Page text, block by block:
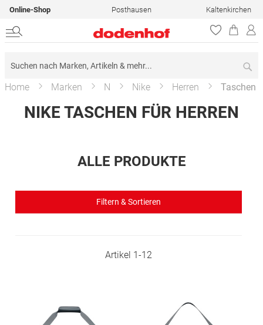
Online-Shop Posthausen Kaltenkirchen
Home Marken N Nike Herren Taschen
NIKE TASCHEN FÜR HERREN
ALLE PRODUKTE
Filtern & Sortieren
Artikel 1-12